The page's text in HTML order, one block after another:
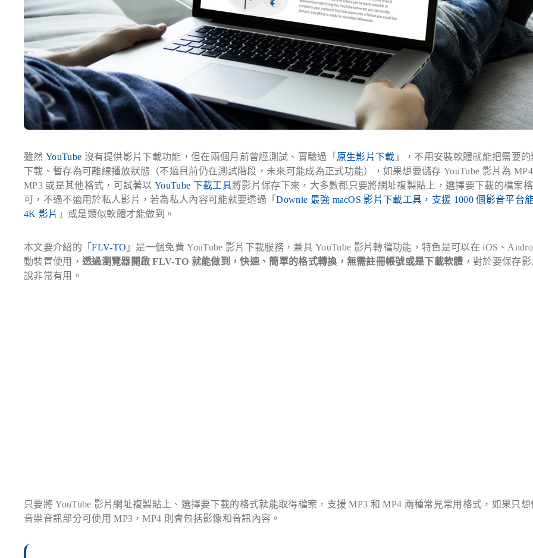
雖然 YouTube 沒有提供影片下載功能，但在兩個月前曾經測試、實驗過「 原生影片下載 」，不用安裝軟體就能把需要的
下載、暫存為可離線播放狀態（不過目前仍在測試階段，未來可能成為正式功能），如果想要儲存 YouTube 影片為
MP3 或是其他格式，可試著以YouTube 下載工具將影片保存下來，大多數都只要將網址複製貼上，選擇要下載的檔案
可，不過不適用於私人影片，若為私人內容可能就要透過「Downie 最強 macOS 影片下載工具，支援 1000 個影音平台
4K 影片 」或是類似軟體才能做到。
本文要介紹的「FLV-TO 」是一個免費 YouTube 影片下載服務，兼具 YouTube 影片轉檔功能，特色是可以在 iOS、
動裝置使用， 透過瀏覽器開啟 FLV-TO 就能做到，快速、簡單的格式轉換，無需註冊帳號或是下載軟體 ，對於要保存
說非常有用。
只要將 YouTube 影片網址複製貼上、選擇要下載的格式就能取得檔案，支援 MP3 和 MP4 兩種常見常用格式，如果只想
音樂音訊部分可使用 MP3，MP4 則會包括影像和音訊內容。